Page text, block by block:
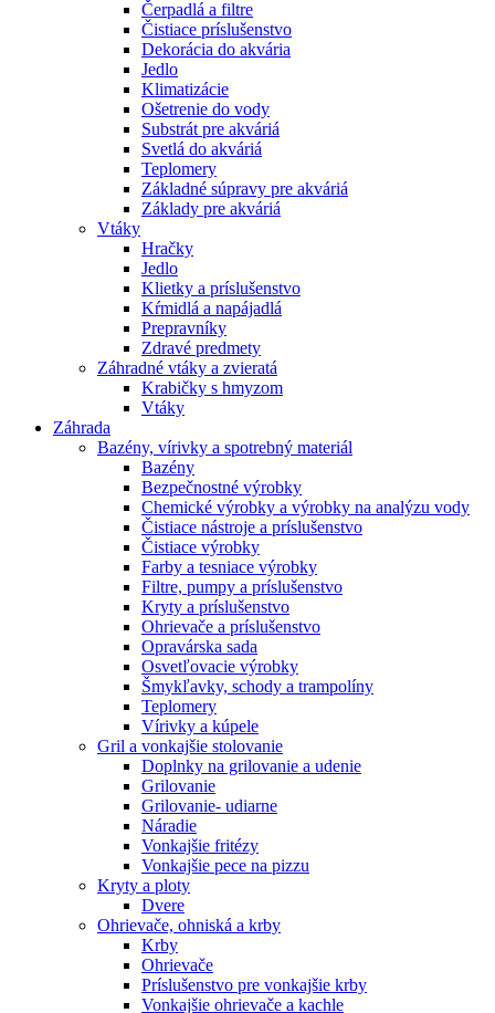
Čerpadlá a filtre
Čistiace príslušenstvo
Dekorácia do akvária
Jedlo
Klimatizácie
Ošetrenie do vody
Substrát pre akváriá
Svetlá do akváriá
Teplomery
Základné súpravy pre akváriá
Základy pre akváriá
Vtáky
Hračky
Jedlo
Klietky a príslušenstvo
Kŕmidlá a napájadlá
Prepravníky
Zdravé predmety
Záhradné vtáky a zvieratá
Krabičky s hmyzom
Vtáky
Záhrada
Bazény, vírivky a spotrebný materiál
Bazény
Bezpečnostné výrobky
Chemické výrobky a výrobky na analýzu vody
Čistiace nástroje a príslušenstvo
Čistiace výrobky
Farby a tesniace výrobky
Filtre, pumpy a príslušenstvo
Kryty a príslušenstvo
Ohrievače a príslušenstvo
Opravárska sada
Osvetľovacie výrobky
Šmykľavky, schody a trampolíny
Teplomery
Vírivky a kúpele
Gril a vonkajšie stolovanie
Doplnky na grilovanie a udenie
Grilovanie
Grilovanie- udiarne
Náradie
Vonkajšie fritézy
Vonkajšie pece na pizzu
Kryty a ploty
Dvere
Ohrievače, ohniská a krby
Krby
Ohrievače
Príslušenstvo pre vonkajšie krby
Vonkajšie ohrievače a kachle